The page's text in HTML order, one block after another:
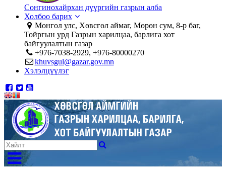
Сонгинохайрхан дүүргийн газрын алба
Холбоо барих
Монгол улс, Хөвсгөл аймаг, Мөрөн сум, 8-р баг,
Тойргын урд Газрын харилцаа, барлига хот
байгуулалтын газар
+976-7038-2929, +976-80000270
khuvsgul@gazar.gov.mn
Хэлэлцүүлэг